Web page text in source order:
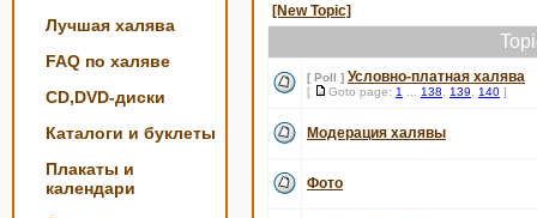
Лучшая халява
FAQ по халяве
CD,DVD-диски
Каталоги и буклеты
Плакаты и
календари
[New Topic]
[ Poll ] Условно-платная халява
[ Goto page: 1 138 139 140 ]
Модерация халявы
Фото